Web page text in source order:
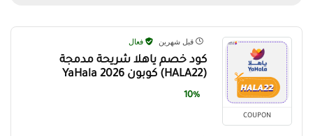
COUPON
قبل شهرين فعال
كود خصم ياهلا شريحة مدمجة
(HALA22) كوبون YaHala 2026
10%